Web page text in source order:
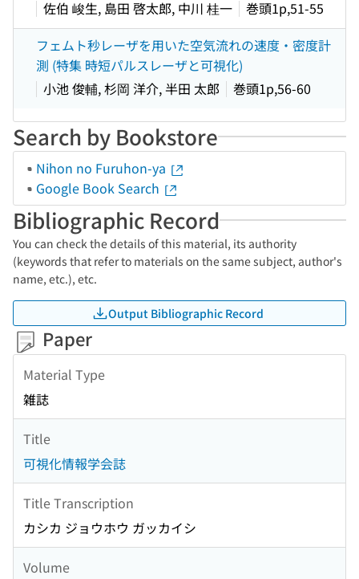
佐伯 峻生, 島田 啓太郎, 中川 桂一
巻頭1p,51-55
フェムト秒レーザを用いた空気流れの速度・密度計
測 (特集 時短パルスレーザと可視化)
小池 俊輔, 杉岡 洋介, 半田 太郎
巻頭1p,56-60
Search by Bookstore
Nihon no Furuhon-ya
Google Book Search
Bibliographic Record
You can check the details of this material, its authority
(keywords that refer to materials on the same subject, author's
name, etc.), etc.
Output Bibliographic Record
Paper
Material Type
雑誌
Title
可視化情報学会誌
Title Transcription
カシカ ジョウホウ ガッカイシ
Volume